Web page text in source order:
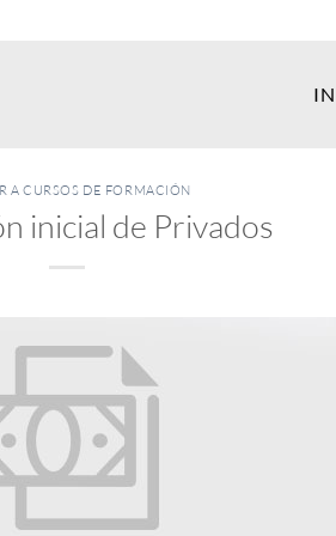
A CURSOS DE FORMACIÓN
inicial de Privados